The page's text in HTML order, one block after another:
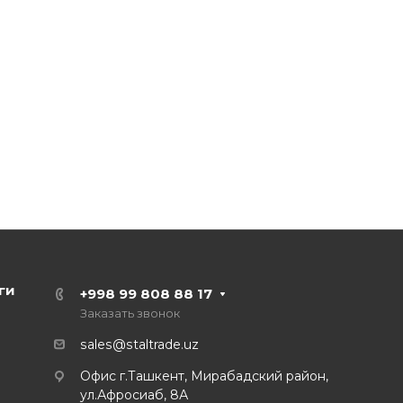
+998 99 808 88 17
Заказать звонок
sales@staltrade.uz
Офис г.Ташкент, Мирабадский район,
ул.Афросиаб, 8А